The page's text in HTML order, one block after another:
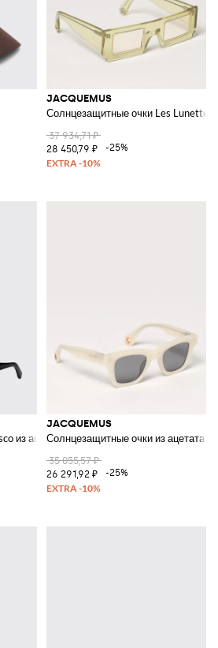
JACQUEMUS
Солнцезащитные очки Les Lunettes
37 934,71 ₽
28 450,79 ₽
-25%
из ацетата Linda Farrow x
JACQUEMUS
Солнцезащитные очки из ацетата
35 055,57 ₽
26 291,92 ₽
-25%